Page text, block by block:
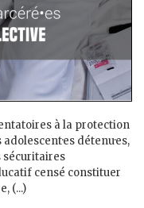
à la protection
détenu·es,
sécuritaires
censé constituer
(...)